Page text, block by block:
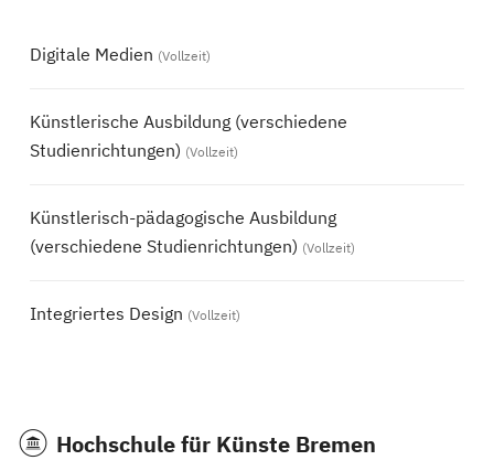
Digitale Medien (Vollzeit)
Künstlerische Ausbildung (verschiedene
Studienrichtungen) (Vollzeit)
Künstlerisch-pädagogische Ausbildung
(verschiedene Studienrichtungen) (Vollzeit)
Integriertes Design (Vollzeit)
Hochschule für Künste Bremen